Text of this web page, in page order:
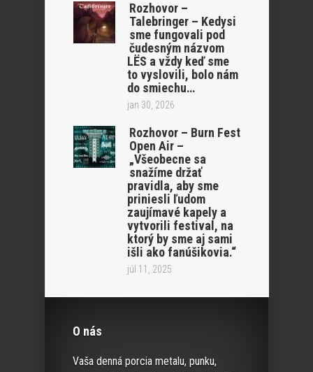
Rozhovor –
Talebringer – Kedysi
sme fungovali pod
čudesným názvom
LËS a vždy keď sme
to vyslovili, bolo nám
do smiechu…
jan 30, 2026
Rozhovor – Burn Fest
Open Air –
„Všeobecne sa
snažíme držať
pravidla, aby sme
priniesli ľudom
zaujímavé kapely a
vytvorili festival, na
ktorý by sme aj sami
išli ako fanúšikovia.“
júl 11, 2025
O nás
Vaša denná porcia metalu, punku,